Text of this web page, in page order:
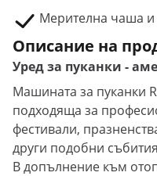
Мерителна чаша
Описание на
Уред за пуканки -
Машината за пуканки
подходяща за
фестивали,
други подобни
В допълнение към